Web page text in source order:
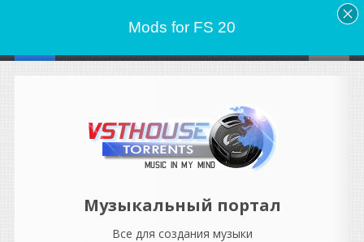
Музыкальный портал
Все для создания музыки
Mods for FS 20